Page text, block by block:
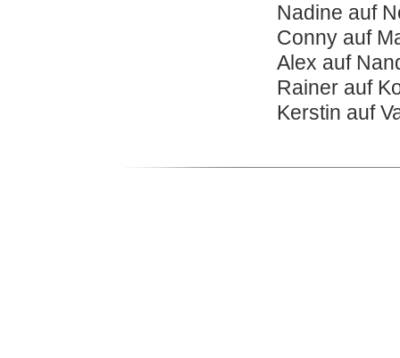
Nadine auf
Conny auf
Alex auf
Rainer auf
Kerstin auf